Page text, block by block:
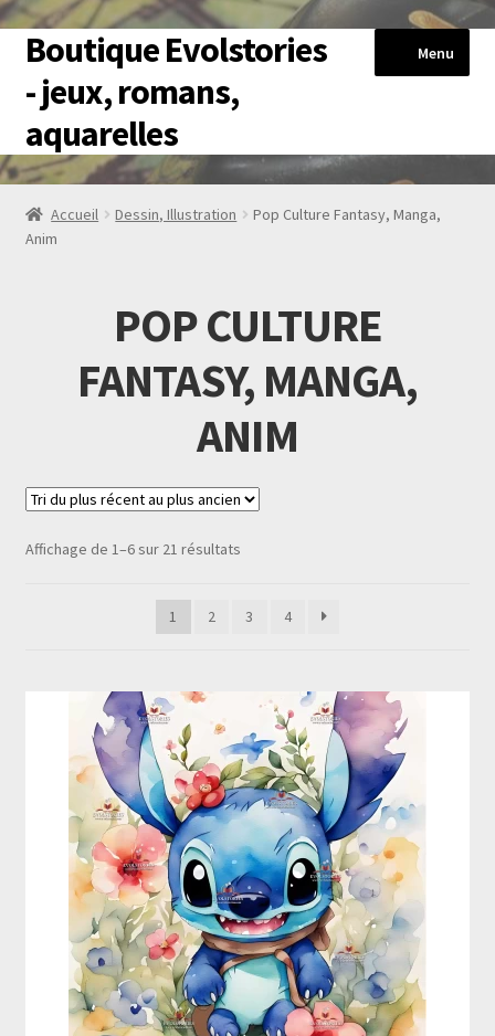
Aller
à
la
navigation
Aller
au
contenu
Boutique Evolstories
- jeux, romans,
aquarelles
Menu
Accueil
HérosExplore
Reproductions Aquarelles
Accueil Dessin, Illustration
Pop Culture Fantasy, Manga,
Anim
POP CULTURE
FANTASY, MANGA,
ANIM
Affichage de 1–6 sur 21 résultatsTrié
récent
1 2 3 4